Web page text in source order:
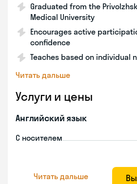
Graduated from the
Medical University
Encourages active
confidence
Teaches based on individual
Читать дальше
Услуги и цены
Английский язык
С носителем
Читать дальше